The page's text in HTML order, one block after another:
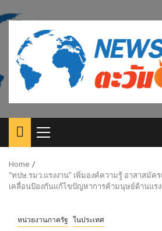
to
content
Primary
Menu
Home
“ทปษ.รมว.แรงงาน” เพิ่มองค์ความรู้ อาสาสมัค
เคลื่อนป้องกันแก้ไขปัญหาการค้ามนุษย์ด้านแร
หน่วยงานภาครัฐ ในประเทศ